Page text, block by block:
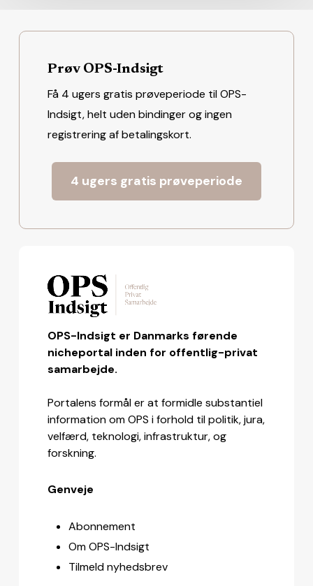
Prøv OPS-Indsigt
Få 4 ugers gratis prøveperiode til OPS-
Indsigt, helt uden bindinger og ingen
registrering af betalingskort.
4 ugers gratis prøveperiode
OPS-Indsigt er Danmarks førende
nicheportal inden for offentlig-privat
samarbejde.
Portalens formål er at formidle substantiel
information om OPS i forhold til politik, jura,
velfærd, teknologi, infrastruktur, og
forskning.
Genveje
Abonnement
Om OPS-Indsigt
Tilmeld nyhedsbrev